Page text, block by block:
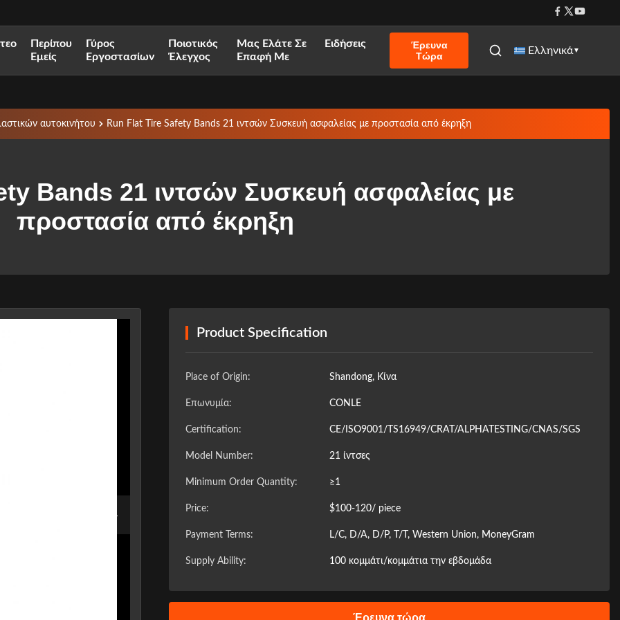
Περίπου
Εμείς
Γύρος
Εργοστασίων
Ποιοτικός
Έλεγχος
Μας Ελάτε Σε
Επαφή Με
Ειδήσεις
Έρευνα
Τώρα
Ελληνικά ▼
αυτοκινήτου Run Flat Tire Safety Bands 21 ιντσών Συσκευή ασφαλείας με προστασία από έκρηξη
Bands 21 ιντσών Συσκευή ασφαλείας με
προστασία από έκρηξη
❯
Product Specification
Place of Origin: Shandong, Κίνα
Επωνυμία: CONLE
Certification: CE/ISO9001/TS16949/CRAT/ALPHATESTING/CNAS/SGS
Model Number: 21 ίντσες
Minimum Order Quantity: ≥1
Price: $100-120/ piece
Payment Terms: L/C, D/A, D/P, T/T, Western Union, MoneyGram
Supply Ability: 100 κομμάτι/κομμάτια την εβδομάδα
Έρευνα τώρα